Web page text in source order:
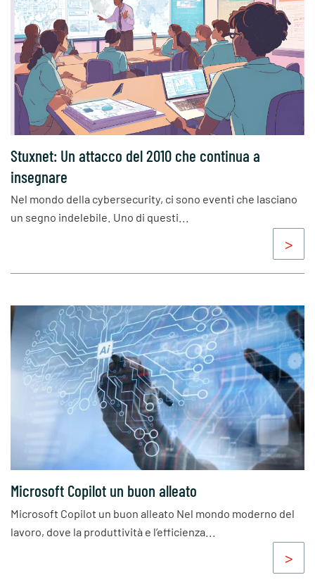
Stuxnet: Un attacco del 2010 che continua a
insegnare
Nel mondo della cybersecurity, ci sono eventi che lasciano
un segno indelebile. Uno di questi...
Microsoft Copilot un buon alleato
Microsoft Copilot un buon alleato Nel mondo moderno del
lavoro, dove la produttività e l’efficienza...